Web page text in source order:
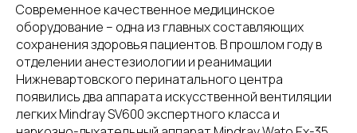
Современное качественное медицинское
оборудование – одна из главных составляющих
сохранения здоровья пациентов. В прошлом году в
отделении анестезиологии и реанимации
Нижневартовского перинатального центра
появились два аппарата искусственной вентиляции
легких Mindray SV600 экспертного класса и